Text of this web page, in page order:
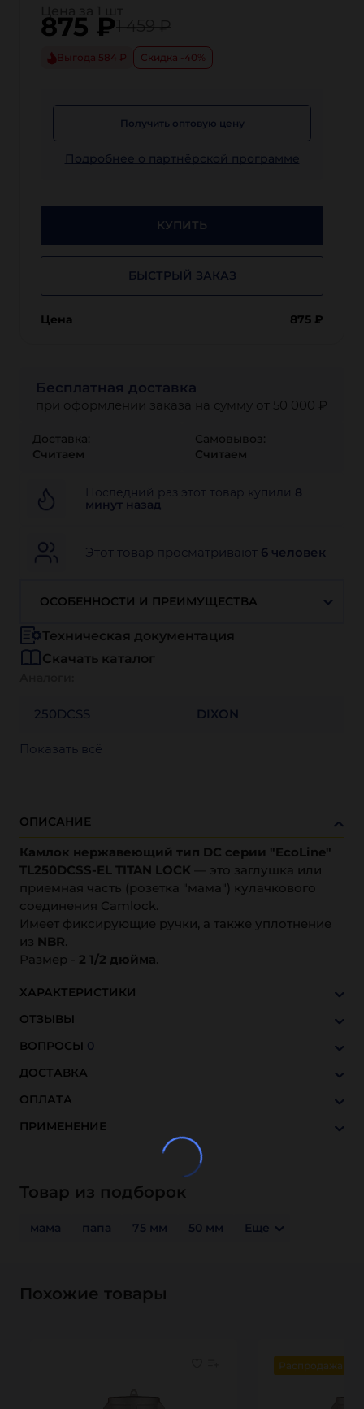
875 ₽ 1 459 ₽
Выгода 584 ₽ Скидка -40%
Получить оптовую цену
Подробнее о партнёрской программе
КУПИТЬ
БЫСТРЫЙ ЗАКАЗ
Цена 875 ₽
Бесплатная доставка
при оформлении заказа на сумму от 50 000 ₽
Доставка:
Считаем
Самовывоз:
Считаем
Последний раз этот товар купили 8
минут назад
Этот товар просматривают 6 человек
ОСОБЕННОСТИ И ПРЕИМУЩЕСТВА
Техническая документация
Скачать каталог
250DCSS DIXON
Показать всё
ОПИСАНИЕ
Камлок нержавеющий тип DC серии "EcoLine"
TL250DCSS-EL TITAN LOCK — это заглушка или
приемная часть (розетка "мама") кулачкового
соединения Camlock.
Имеет фиксирующие ручки, а также уплотнение
из NBR.
Размер - 2 1/2 дюйма.
ХАРАКТЕРИСТИКИ
ОТЗЫВЫ
ВОПРОСЫ 0
ДОСТАВКА
ОПЛАТА
ПРИМЕНЕНИЕ
Товар из подборок
мама папа 75 мм 50 мм Еще
Похожие товары
Распродажа